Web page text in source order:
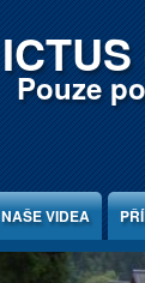
Pouze
NAŠE VIDEA